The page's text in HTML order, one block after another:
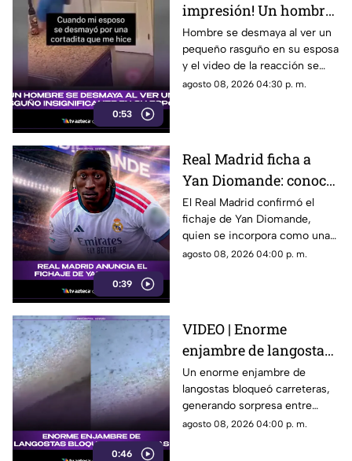
0:53
impresión! Un hombre
se desmaya al ver un
rasguño insignificante
en su esposa
Hombre se desmaya al ver un
pequeño rasguño en su esposa
y el video de la reacción se
vuelve viral en las redes
agosto 08, 2026 04:30 p. m.
0:39
Real Madrid ficha a
Yan Diomande: conoce
al nuevo refuerzo que
llega al club español
El Real Madrid confirmó el
fichaje de Yan Diomande,
quien se incorpora como una
de las nuevas apuestas del
agosto 08, 2026 04:00 p. m.
0:46
VIDEO | Enorme
enjambre de langostas
bloquea carreteras
Un enorme enjambre de
langostas bloqueó carreteras,
generando sorpresa entre
conductores y usuarios que
agosto 08, 2026 04:00 p. m.